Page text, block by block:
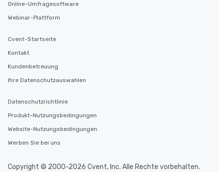
You Like Along with flexible
scheduling, Lip Smacking Foodie
durations. Our shortest tour is about
hours, with optional add-ons and
incentives.
Online-Umfragesoftware
Webinar-Plattform
Cvent-Startseite
Kontakt
Kundenbetreuung
Ihre Datenschutzauswahlen
Datenschutzrichtlinie
Produkt-Nutzungsbedingungen
Website-Nutzungsbedingungen
Werben Sie bei uns
Copyright © 2000-2026 Cvent, Inc. Alle Rechte vorbehalten.